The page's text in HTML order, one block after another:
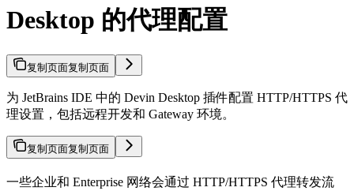
Desktop 的代理配置
复制页面复制页面
为 JetBrains IDE 中的 Devin Desktop 插件配置 HTTP/HTTPS 代
理设置，包括远程开发和 Gateway 环境。
复制页面复制页面
一些企业和 Enterprise 网络会通过 HTTP/HTTPS 代理转发流